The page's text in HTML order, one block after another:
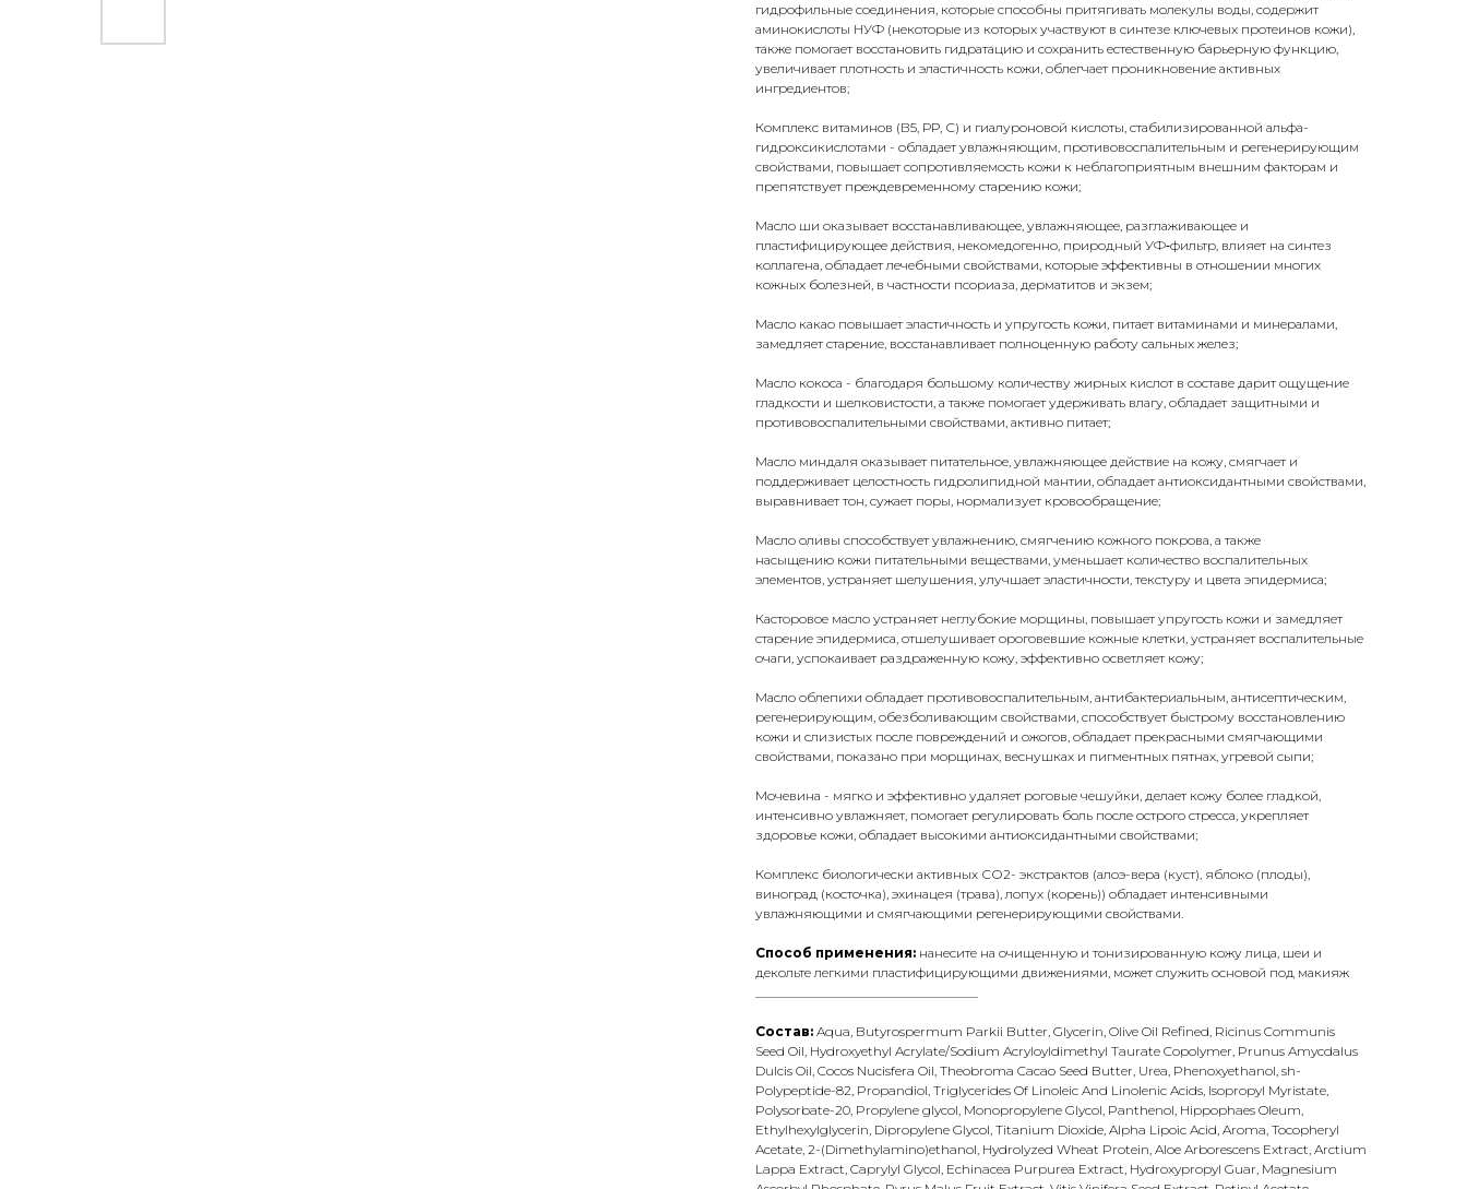
гидрофильные соединения, которые способны притягивать молекулы воды, содержит
аминокислоты НУФ (некоторые из которых участвуют в синтезе ключевых протеинов кожи),
также помогает восстановить гидратацию и сохранить естественную барьерную функцию,
увеличивает плотность и эластичность кожи, облегчает проникновение активных
ингредиентов;
Комплекс витаминов (В5, РР, С) и гиалуроновой кислоты, стабилизированной альфа-
гидроксикислотами - обладает увлажняющим, противовоспалительным и регенерирующим
свойствами, повышает сопротивляемость кожи к неблагоприятным внешним факторам и
препятствует преждевременному старению кожи;
Масло ши оказывает восстанавливающее, увлажняющее, разглаживающее и
пластифицирующее действия, некомедогенно, природный УФ‑фильтр, влияет на синтез
коллагена, обладает лечебными свойствами, которые эффективны в отношении многих
кожных болезней, в частности псориаза, дерматитов и экзем;
Масло какао повышает эластичность и упругость кожи, питает витаминами и минералами,
замедляет старение, восстанавливает полноценную работу сальных желез;
Масло кокоса - благодаря большому количеству жирных кислот в составе дарит ощущение
гладкости и шелковистости, а также помогает удерживать влагу, обладает защитными и
противовоспалительными свойствами, активно питает;
Масло миндаля оказывает питательное, увлажняющее действие на кожу, смягчает и
поддерживает целостность гидролипидной мантии, обладает антиоксидантными свойствами,
выравнивает тон, сужает поры, нормализует кровообращение;
Масло оливы способствует увлажнению, смягчению кожного покрова, а также
насыщению кожи питательными веществами, уменьшает количество воспалительных
элементов, устраняет шелушения, улучшает эластичности, текстуру и цвета эпидермиса;
Касторовое масло устраняет неглубокие морщины, повышает упругость кожи и замедляет
старение эпидермиса, отшелушивает ороговевшие кожные клетки, устраняет воспалительные
очаги, успокаивает раздраженную кожу, эффективно осветляет кожу;
Масло облепихи обладает противовоспалительным, антибактериальным, антисептическим,
регенерирующим, обезболивающим свойствами, способствует быстрому восстановлению
кожи и слизистых после повреждений и ожогов, обладает прекрасными смягчающими
свойствами, показано при морщинах, веснушках и пигментных пятнах, угревой сыпи;
Мочевина - мягко и эффективно удаляет роговые чешуйки, делает кожу более гладкой,
интенсивно увлажняет, помогает регулировать боль после острого стресса, укрепляет
здоровье кожи, обладает высокими антиоксидантными свойствами;
Комплекс биологически активных СО2- экстрактов (алоэ-вера (куст), яблоко (плоды),
виноград (косточка), эхинацея (трава), лопух (корень)) обладает интенсивными
увлажняющими и смягчающими регенерирующими свойствами.
Способ применения: нанесите на очищенную и тонизированную кожу лица, шеи и
декольте легкими пластифицирующими движениями, может служить основой под макияж
Состав: Aqua, Butyrospermum Parkii Butter, Glycerin, Olive Oil Refined, Ricinus Communis
Seed Oil, Hydroxyethyl Acrylate/Sodium Acryloyldimethyl Taurate Copolymer, Prunus Amycdalus
Dulcis Oil, Cocos Nucisfera Oil, Theobroma Cacao Seed Butter, Urea, Phenoxyethanol, sh-
Polypeptide-82, Propandiol, Triglycerides Of Linoleic And Linolenic Acids, Isopropyl Myristate,
Polysorbatе-20, Propylene glycol, Monopropylene Glycol, Panthenol, Hippophaes Oleum,
Ethylhexylglycerin, Dipropylene Glycol, Titanium Dioxide, Alpha Lipoic Acid, Aroma, Tocopheryl
Acetate, 2-(Dimethylamino)ethanol, Hydrolyzed Wheat Protein, Aloe Arborescens Extract, Arctium
Lappa Extract, Caprylyl Glycol, Echinacea Purpurea Extract, Hydroxypropyl Guar, Magnesium